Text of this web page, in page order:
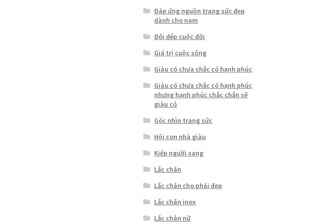
Đáp ứng nguồn trang sức đẹp
dành cho nam
Đôi dép cuộc đời
Giá trị cuộc sống
Giàu có chưa chắc có hạnh phúc
Giàu có chưa chắc có hạnh phúc
nhưng hạnh phúc chắc chắn sẽ
giàu có
Góc nhìn trang sức
Hội con nhà giàu
Kiếp người sang
Lắc chân
Lắc chân cho phái đẹp
Lắc chân inox
Lắc chân nữ